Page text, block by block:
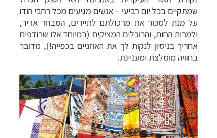
שמתקיים בכל יום רביעי – אנשים מגיעים מכל רחבי הודו
על מנת למכור את מרכולתם לתיירים, המבחר אדיר,
ולמרות החום, והרוכלים המציקים (במיוחד אלו שרודפים
אחריך בניסיון לנקות לך את האוזניים בכפייה!), מדובר
בחוויה מומלצת ומעניינת.